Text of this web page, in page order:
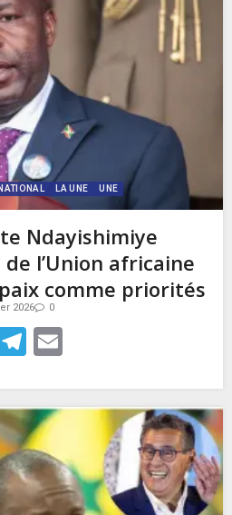
LA UNE UNE
Ndayishimiye
l’Union africaine
comme priorités
2026 0
Telegram